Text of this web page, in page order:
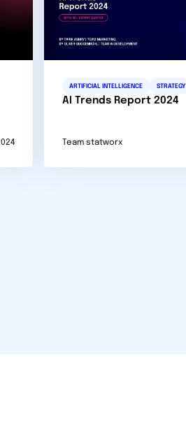
ARTIFICIAL INTELLIGENCE STRATEGY
AI Trends Report 2024
Team statworx